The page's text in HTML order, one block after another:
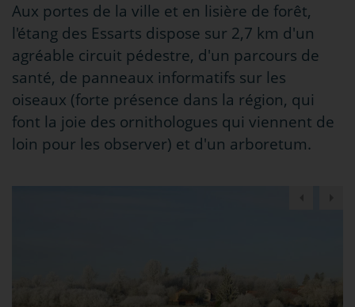
Aux portes de la ville et en lisière de forêt,
l'étang des Essarts dispose sur 2,7 km d'un
agréable circuit pédestre, d'un parcours de
santé, de panneaux informatifs sur les
oiseaux (forte présence dans la région, qui
font la joie des ornithologues qui viennent de
loin pour les observer) et d'un arboretum.